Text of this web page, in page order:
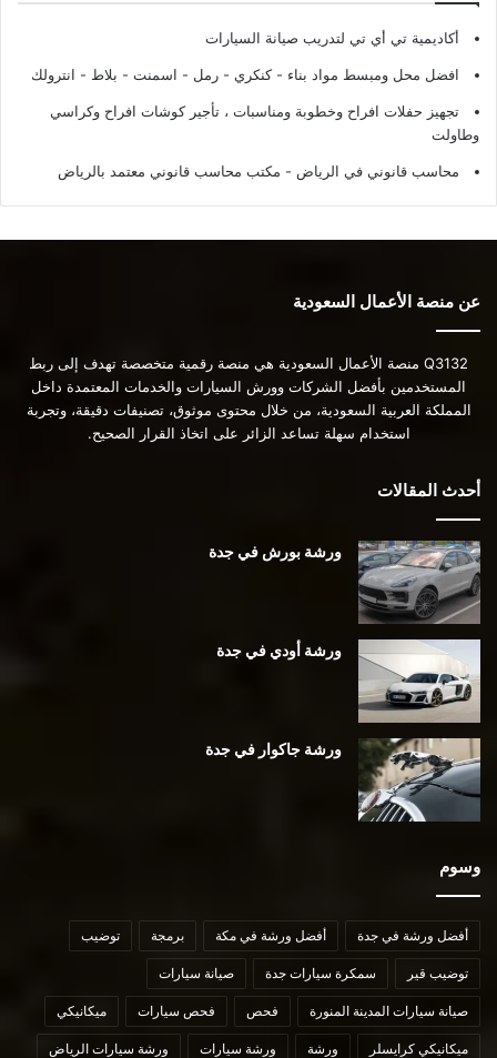
أكاديمية تي أي تي لتدريب صيانة السيارات
افضل محل ومبسط مواد بناء - كنكري - رمل - اسمنت - بلاط - انترولك
تجهيز حفلات افراح وخطوبة ومناسبات ، تأجير كوشات افراح وكراسي
وطاولت
محاسب قانوني في الرياض - مكتب محاسب قانوني معتمد بالرياض
عن منصة الأعمال السعودية
Q3132 منصة الأعمال السعودية هي منصة رقمية متخصصة تهدف إلى ربط
المستخدمين بأفضل الشركات وورش السيارات والخدمات المعتمدة داخل
المملكة العربية السعودية، من خلال محتوى موثوق، تصنيفات دقيقة، وتجربة
استخدام سهلة تساعد الزائر على اتخاذ القرار الصحيح.
أحدث المقالات
ورشة بورش في جدة
ورشة أودي في جدة
ورشة جاكوار في جدة
وسوم
أفضل ورشة في جدة أفضل ورشة في مكة برمجة توضيب
توضيب قير سمكرة سيارات جدة صيانة سيارات
صيانة سيارات المدينة المنورة فحص فحص سيارات ميكانيكي
ميكانيكي كرايسلر ورشة ورشة سيارات ورشة سيارات الرياض